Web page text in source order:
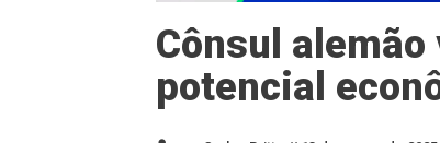
Cônsul
potencial